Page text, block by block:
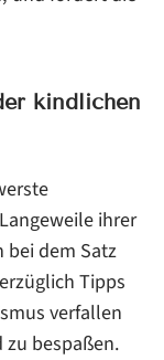
kindlichen
ihrer
dem Satz
Tipps
verfallen
zu bespaßen.